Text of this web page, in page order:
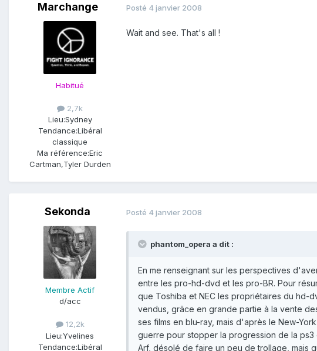
Marchange
Habitué
2,7k
Lieu:Sydney
Tendance:Libéral
classique
Ma référence:Eric
Cartman,Tyler Durden
Posté 4 janvier 2008
Wait and see. That's all !
Sekonda
Membre Actif
d/acc
12,2k
Lieu:Yvelines
Tendance:Libéral
Posté 4 janvier 2008
phantom_opera a dit :
En me renseignant sur les perspectives
entre les pro-hd-dvd et les pro-BR. Pour
que Toshiba et NEC les propriétaires du hd-
vendus, grâce en grande partie à la vente
ses films en blu-ray, mais d'après le New-
guerre pour stopper la progression de la
Arf, désolé de faire un peu de trollage, mais